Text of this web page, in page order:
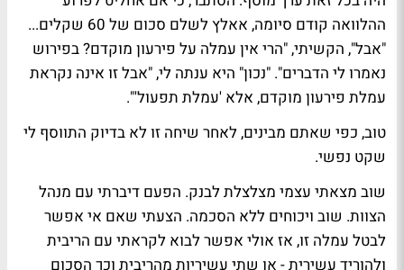
ההלוואה קודם סיומה, אאלץ לשלם סכום של 60 שקלים...
"אבל", הקשיתי, "הרי אין עמלה על פירעון מוקדם? בפירוש
נאמרו לי הדברים". "נכון" היא ענתה לי, "אבל זו אינה נקראת
עמלת פירעון מוקדם, אלא 'עמלת תפעול'".
טוב, כפי שאתם מבינים, לאחר שיחה זו לא בדיוק התווסף לי
שקט נפשי.
שוב מצאתי עצמי מצלצלת לבנק. הפעם דיברתי עם מנהל
הצוות. שוב ויכוחים ללא הסכמה. הצעתי שאם אי אפשר
לבטל עמלה זו, אז אולי אפשר לבוא לקראתי עם הריבית
ולהוריד עשירית - או שתי עשיריות מהריבית וכך הסכום